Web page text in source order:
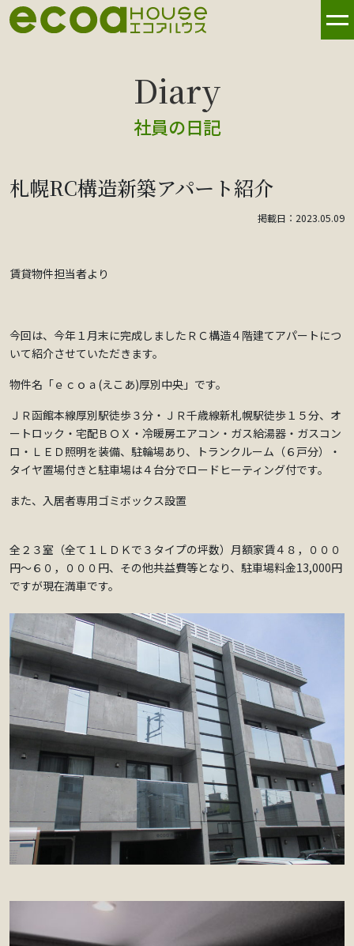
社員の日記
札幌RC構造新築アパート紹介
掲載日：2023.05.09
賃貸物件担当者より
今回は、今年１月末に完成しましたＲＣ構造４階建てアパートにつ
いて紹介させていただきます。
物件名「ｅｃｏａ(えこあ)厚別中央」です。
ＪＲ函館本線厚別駅徒歩３分・ＪＲ千歳線新札幌駅徒歩１５分、オ
ートロック・宅配ＢＯＸ・冷暖房エアコン・ガス給湯器・ガスコン
ロ・ＬＥＤ照明を装備、駐輪場あり、トランクルーム（６戸分）・
タイヤ置場付きと駐車場は４台分でロードヒーティング付です。
また、入居者専用ゴミボックス設置
全２３室（全て１ＬＤＫで３タイプの坪数）月額家賃４８，０００
円～６０，０００円、その他共益費等となり、駐車場料金13,000円
ですが現在満車です。